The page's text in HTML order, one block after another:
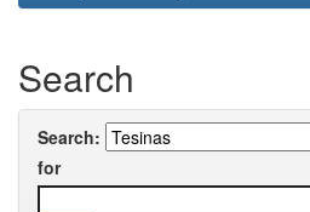
Search
Search:
for